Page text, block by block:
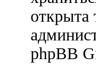
открыта
phpBB